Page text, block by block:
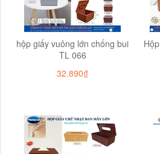
hộp giấy vuông lớn chống bui
TL 066
32.890₫